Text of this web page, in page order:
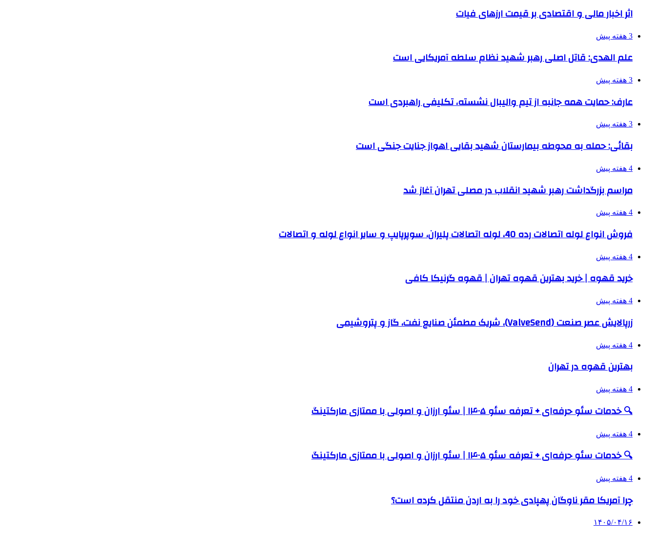
اثر اخبار مالی و اقتصادی بر قیمت ارزهای فیات
3 هفته پیش
علم الهدی: قاتل اصلی رهبر شهید نظام سلطه آمریکایی است
3 هفته پیش
عارف: حمایت همه جانبه از تیم والیبال نشسته، تکلیفی راهبردی است
3 هفته پیش
بقائی: حمله به محوطه بیمارستان شهید بقایی اهواز جنایت جنگی است
4 هفته پیش
مراسم بزرگداشت رهبر شهید انقلاب در مصلی تهران آغاز شد
4 هفته پیش
فروش انواع لوله اتصالات رده 40، لوله اتصالات پلیران، سوپرپایپ و سایر انواع لوله و اتصالات
4 هفته پیش
خرید قهوه | خرید بهترین قهوه تهران | قهوه گرنیکا کافی
4 هفته پیش
زرپالایش عصر صنعت (ValveSend)، شریک مطمئن صنایع نفت، گاز و پتروشیمی
4 هفته پیش
بهترین قهوه در تهران
4 هفته پیش
🔍 خدمات سئو حرفه‌ای + تعرفه سئو ۱۴۰۵ | سئو ارزان و اصولی با ممتازی مارکتینگ
4 هفته پیش
🔍 خدمات سئو حرفه‌ای + تعرفه سئو ۱۴۰۵ | سئو ارزان و اصولی با ممتازی مارکتینگ
4 هفته پیش
چرا آمریکا مقر ناوگان پهپادی خود را به اردن منتقل کرده است؟
۱۴۰۵/۰۴/۱۶